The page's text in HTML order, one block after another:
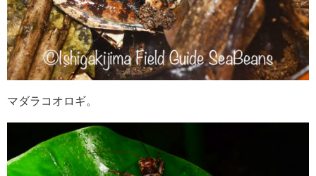
マダラコオロギ。